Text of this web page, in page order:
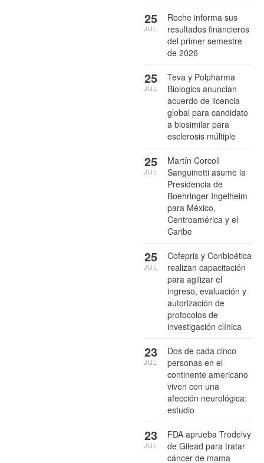
Roche informa sus
resultados financieros
del primer semestre
de 2026
25
JUL
Teva y Polpharma
Biologics anuncian
acuerdo de licencia
global para candidato
a biosimilar para
esclerosis múltiple
25
JUL
Martín Corcoll
Sanguinetti asume la
Presidencia de
Boehringer Ingelheim
para México,
Centroamérica y el
Caribe
25
JUL
Cofepris y Conbioética
realizan capacitación
para agilizar el
ingreso, evaluación y
autorización de
protocolos de
investigación clínica
25
JUL
Dos de cada cinco
personas en el
continente americano
viven con una
afección neurológica:
estudio
23
JUL
FDA aprueba Trodelvy
de Gilead para tratar
cáncer de mama
23
JUL